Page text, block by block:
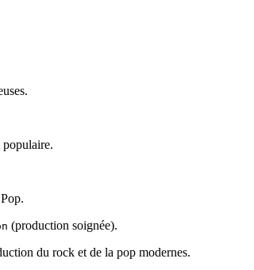
(production soignée).
du rock et de la pop modernes.